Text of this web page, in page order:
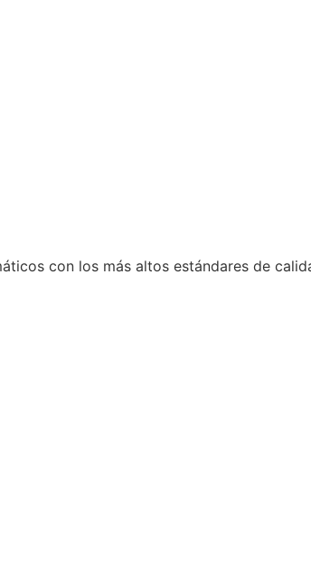
con los más altos estándares de